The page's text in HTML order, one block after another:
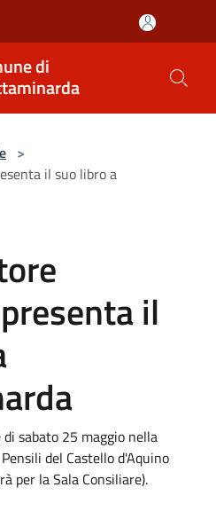
di
>
il suo libro a
il
sabato 25 maggio nella
del Castello d'Aquino
per la Sala Consiliare).